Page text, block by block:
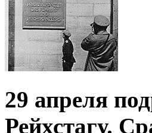
29 апреля
Рейхстагу.